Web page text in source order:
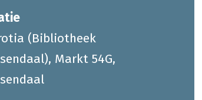
(Bibliotheek
Markt 54G,